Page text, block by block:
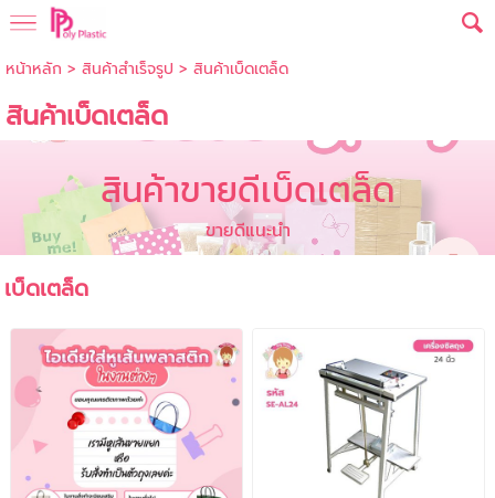
หน้าหลัก > สินค้าสำเร็จรูป > สินค้าเบ็ดเตล็ด
สินค้าเบ็ดเตล็ด
สินค้าขายดีเบ็ดเตล็ด
ขายดีแนะนำ
เบ็ดเตล็ด